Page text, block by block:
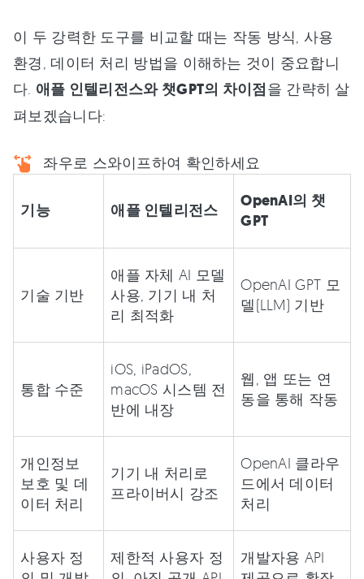
이 두 강력한 도구를 비교할 때는 작동 방식, 사용
환경, 데이터 처리 방법을 이해하는 것이 중요합니
다. 애플 인텔리전스와 챗GPT의 차이점을 간략히 살
펴보겠습니다:
좌우로 스와이프하여 확인하세요
기능 애플 인텔리전스
OpenAI의 챗
GPT
기술 기반
애플 자체 AI 모델
사용, 기기 내 처
리 최적화
OpenAI GPT 모
델(LLM) 기반
통합 수준
iOS, iPadOS,
macOS 시스템 전
반에 내장
웹, 앱 또는 연
동을 통해 작동
개인정보
보호 및 데
이터 처리
기기 내 처리로
프라이버시 강조
OpenAI 클라우
드에서 데이터
처리
사용자 정
제한적 사용자 정
개발자용 API